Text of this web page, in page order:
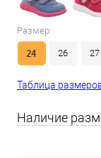
Размер:
24 26 27
Таблица
Наличие